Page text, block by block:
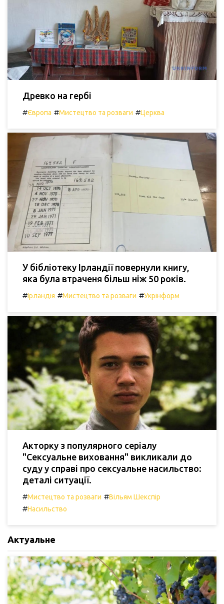
Древко на гербі
#Європа #Мистецтво та розваги #Церква
У бібліотеку Ірландії повернули книгу,
яка була втраченя більш ніж 50 років.
#Ірландія #Мистецтво та розваги #Укрінформ
Акторку з популярного серіалу
"Сексуальне виховання" викликали до
суду у справі про сексуальне насильство:
деталі ситуації.
#Мистецтво та розваги #Вільям Шекспір
#Насильство
Актуальне